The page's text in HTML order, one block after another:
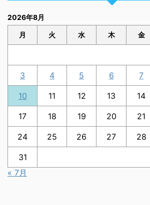
2026年8月
月 火 水 木 金
3 4 5 6 7
10 11 12 13 14
17 18 19 20 21
24 25 26 27 28
31
« 7月